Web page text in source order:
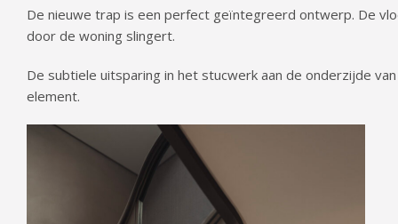
De nieuwe trap is een perfect geïntegreerd ontwerp. De
door de woning slingert.
De subtiele uitsparing in het stucwerk aan de onderzijde
element.